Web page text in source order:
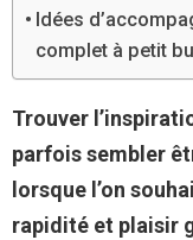
Idées
complet à petit
Trouver
parfois sembler
lorsque l’on
rapidité et plaisir